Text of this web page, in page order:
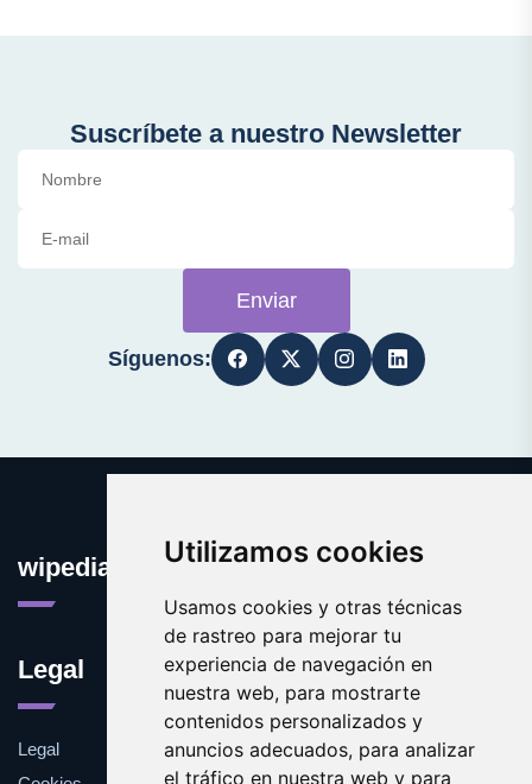
Utilizamos cookies
Usamos cookies y otras técnicas
de rastreo para mejorar tu
experiencia de navegación en
nuestra web, para mostrarte
contenidos personalizados y
anuncios adecuados, para analizar
el tráfico en nuestra web y para
Suscríbete a nuestro Newsletter
Enviar
Síguenos:
wipedia.es
Legal
Legal